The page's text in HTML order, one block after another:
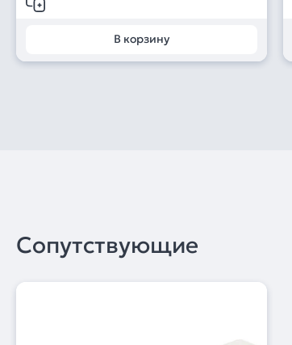
В корзину
Сопутствующие